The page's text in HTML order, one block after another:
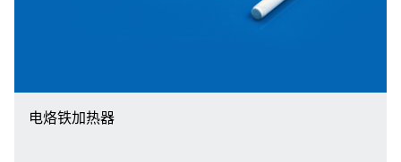
电烙铁加热器